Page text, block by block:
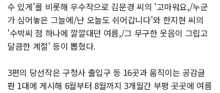
수 있게'를 비롯해 우수작으로 김문경 씨의 '고마워요,/누군
가 심어놓은 그늘에/난 오늘도 쉬어갑니다'와 한지현 씨의
'수박씨 점 하나에 깔깔대던 여름,/그 무구한 웃음이 그립고
달큼한 계절' 등이 뽑혔다.
3편의 당선작은 구청사 출입구 등 16곳과 움직이는 공감글
판 1대에 게시해 6월부터 8월까지 3개월간 부평 곳곳에 여름